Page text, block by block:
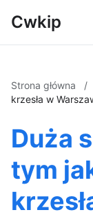
Cwkip
Strona główna /
krzesła w
Duża
tym